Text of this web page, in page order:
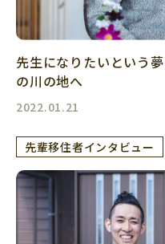
先生になりたいという
の川の地へ
2022.01.21
先輩移住者インタビュー